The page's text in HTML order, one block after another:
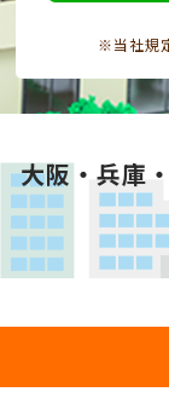
※当社規
大阪・兵庫